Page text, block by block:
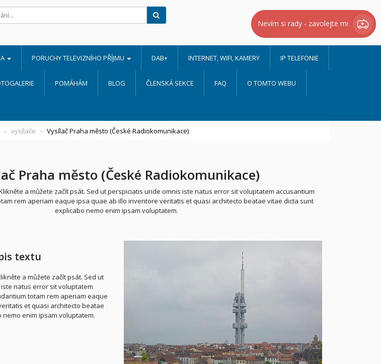
Nevím si rady - zavolejte mi
PORUCHY TELEVIZNÍHO PŘÍJMU DAB+ INTERNET, WIFI, KAMERY IP TELEFONIE
POMÁHÁM BLOG ČLENSKÁ SEKCE FAQ O TOMTO WEBU
vysílače Vysílač Praha město (České Radiokomunikace)
Praha město (České Radiokomunikace)
a můžete začít psát. Sed ut perspiciatis unde omnis iste natus error sit voluptatem accusantium
rem aperiam eaque ipsa quae ab illo inventore veritatis et quasi architecto beatae vitae dicta sunt
explicabo nemo enim ipsam voluptatem.
textu
a můžete začít psát. Sed ut
natus error sit voluptatem
totam rem aperiam eaque
et quasi architecto beatae
enim ipsam voluptatem.